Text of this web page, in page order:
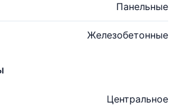
Панельные
Железобетонные
Центральное